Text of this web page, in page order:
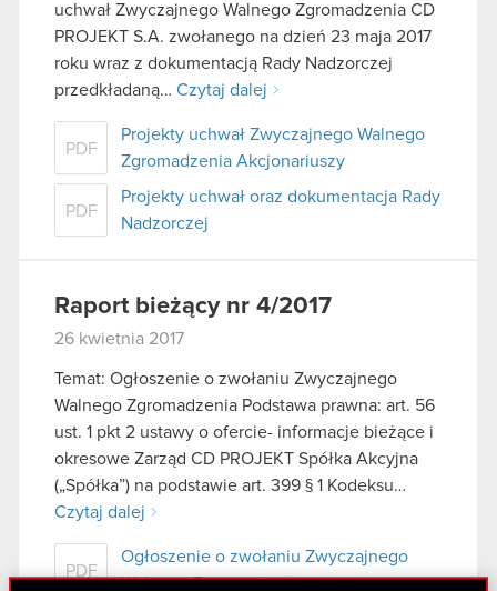
uchwał Zwyczajnego Walnego Zgromadzenia CD
PROJEKT S.A. zwołanego na dzień 23 maja 2017
roku wraz z dokumentacją Rady Nadzorczej
przedkładaną… Czytaj dalej
PDF
Projekty uchwał Zwyczajnego Walnego
Zgromadzenia Akcjonariuszy
PDF
Projekty uchwał oraz dokumentacja Rady
Nadzorczej
Raport bieżący nr 4/2017
26 kwietnia 2017
Temat: Ogłoszenie o zwołaniu Zwyczajnego
Walnego Zgromadzenia Podstawa prawna: art. 56
ust. 1 pkt 2 ustawy o ofercie- informacje bieżące i
okresowe Zarząd CD PROJEKT Spółka Akcyjna
(„Spółka”) na podstawie art. 399 § 1 Kodeksu…
Czytaj dalej
PDF
Ogłoszenie o zwołaniu Zwyczajnego
Walnego Zgromadzenia